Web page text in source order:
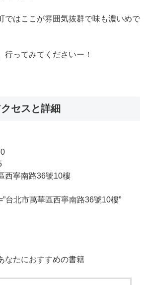
ではここが雰囲気抜群で味も濃いめで
行ってみてくださいー！
セスと詳細
寧南路36號10樓
台北市萬華區西寧南路36號10樓”
なたにおすすめの書籍